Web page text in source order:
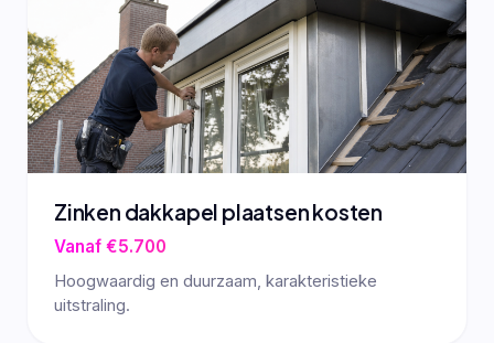
Zinken dakkapel plaatsen kosten
Vanaf €5.700
Hoogwaardig en duurzaam, karakteristieke
uitstraling.